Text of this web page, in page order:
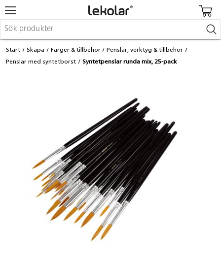
Möbler & inredning
Lekplatsutrustning & utemiljö
Skolförbrukning & kontorsmaterial
Logga in / Registrera dig
Hitta din säljare
Kontakta Lekolar
Start Skapa Färger & tillbehör
Penslar, verktyg & tillbehör
Penslar med syntetborst
Syntetpenslar runda mix, 25-pack